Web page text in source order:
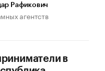
Как живет глава
Рафикович
агентств
в